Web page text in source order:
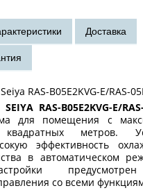
RAS-B05E2KVG-E/RAS-
RAS-B05E2KVG-E/
для помещения с
метров.
эффективность
в автоматическом
со всеми